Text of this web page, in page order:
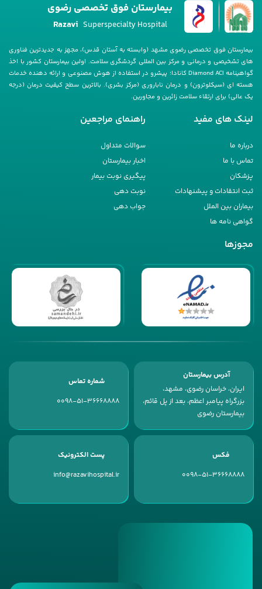
بیمارستان فوق تخصصی رضوی
Razavi Superspecialty Hospital
بیمارستان فوق تخصصی رضوی مشهد (وابسته به آستان قدس)، مجهز به جدیدترین فناوری
های تشخیصی و درمانی و مرکز بین المللی گردشگری سلامت. اولین بیمارستان کشور با اخذ
گواهینامه Diamond ACI کانادا؛ پیشرو در استفاده از هوش مصنوعی و ارائه دهنده خدمات
هسته ای (سیکلوترون) و درمان ناباروری (مرکز بشری). بالاترین سطح کیفیت درمان (درجه
یک عالی) برای ارتقاء سلامت زائرین و مجاورین.
لینک های مفید
درباره ما
تماس با ما
پزشکان
ثبت انتقادات و پیشنهادات
بیماران بین الملل
گواهی نامه ها
راهنمای مراجعین
سوالات متداول
اخبار بیمارستان
پیگیری نوبت بیمار
نوبت دهی
جواب دهی
مجوزها
آدرس بیمارستان
ایران، خراسان رضوی، مشهد،
بزرگراه پیامبر اعظم، بعد از پل قائم،
بیمارستان رضوی
شماره تماس
0098-51-36668888
فکس
0098-51-36668888
پست الکترونیک
info@razavihospital.ir